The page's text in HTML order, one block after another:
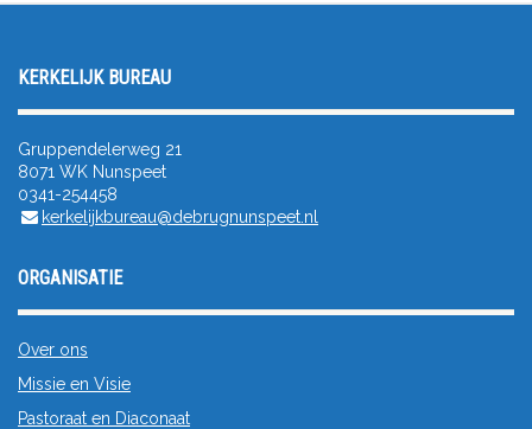
KERKELIJK BUREAU
Gruppendelerweg 21
8071 WK Nunspeet
0341-254458
kerkelijkbureau@debrugnunspeet.nl
ORGANISATIE
Over ons
Missie en Visie
Pastoraat en Diaconaat